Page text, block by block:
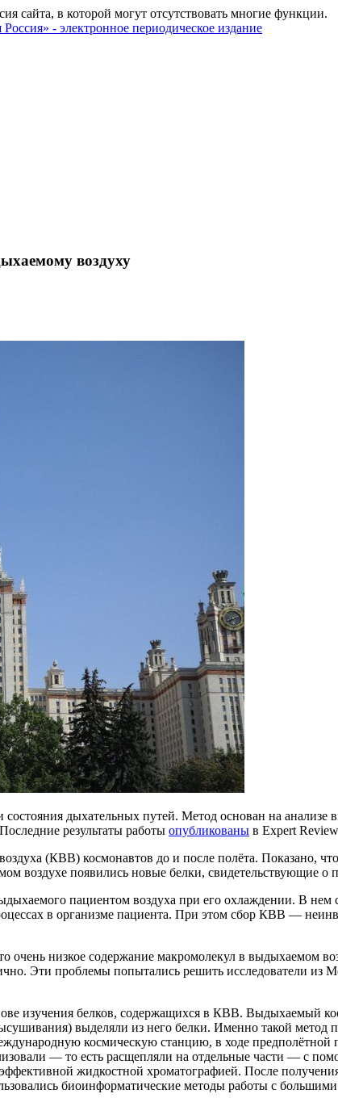
сайта, в которой могут отсутствовать многие функции.
воздуху
дыхательных путей. Метод основан на анализе
результаты работы опубликованы в Expert
(КВВ) космонавтов до и после полёта. Показано,
воздухе появились новые белки, свидетельствующие о
пациентом воздуха при его охлаждении. В нем
в организме пациента. При этом сбор КВВ —
низкое содержание макромолекул в выдыхаемом
Эти проблемы попытались решить исследователи из
изучения белков, содержащихся в КВВ. Выдыхаемый
выделяли из него белки. Именно такой метод
космическую станцию, в ходе предполётной
— то есть расщепляли на отдельные части — с
жидкостной хроматографией. После
биоинформатические методы работы с